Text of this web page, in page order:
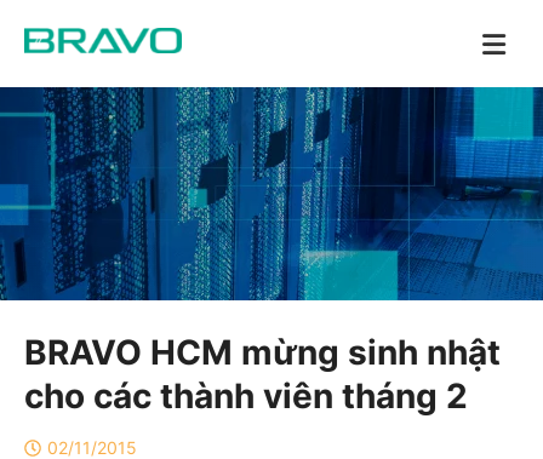
BRAVO HCM mừng sinh nhật
cho các thành viên tháng 2
02/11/2015